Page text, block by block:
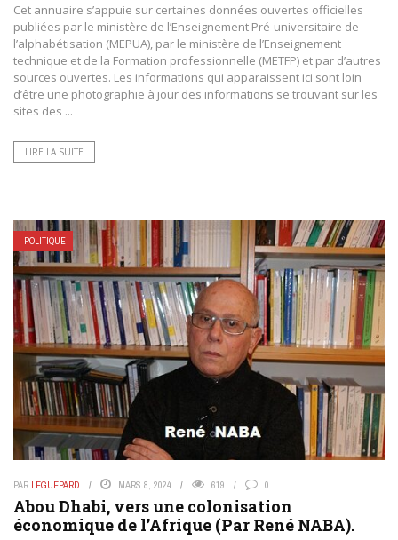
Cet annuaire s’appuie sur certaines données ouvertes officielles
publiées par le ministère de l’Enseignement Pré-universitaire de
l’alphabétisation (MEPUA), par le ministère de l’Enseignement
technique et de la Formation professionnelle (METFP) et par d’autres
sources ouvertes. Les informations qui apparaissent ici sont loin
d’être une photographie à jour des informations se trouvant sur les
sites des ...
LIRE LA SUITE
POLITIQUE
PAR LEGUEPARD MARS 8, 2024 619 0
Abou Dhabi, vers une colonisation
économique de l’Afrique (Par René NABA).